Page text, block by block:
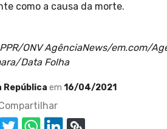
como a causa da morte.
ONV AgênciaNews/em.com/
Data Folha
República em 16/04/2021